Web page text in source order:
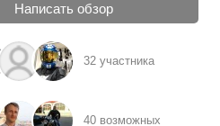
Написать обзор
32 участника
40 возможных